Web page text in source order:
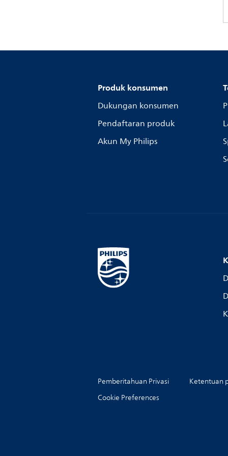
Produk konsumen
Dukungan konsumen
Pendaftaran produk
Akun My Philips
Pemberitahuan Privasi
Ketentuan
Cookie Preferences